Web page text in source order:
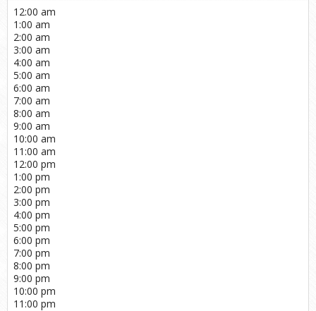
12:00 am
1:00 am
2:00 am
3:00 am
4:00 am
5:00 am
6:00 am
7:00 am
8:00 am
9:00 am
10:00 am
11:00 am
12:00 pm
1:00 pm
2:00 pm
3:00 pm
4:00 pm
5:00 pm
6:00 pm
7:00 pm
8:00 pm
9:00 pm
10:00 pm
11:00 pm